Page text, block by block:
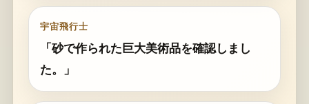
宇宙飛行士
「砂で作られた巨大美術品を確認しまし
た。」